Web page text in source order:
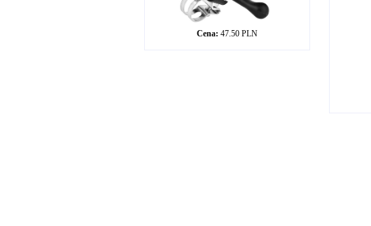
Cena: 47.50 PLN